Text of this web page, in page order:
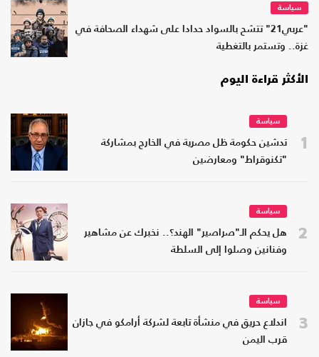
سياسة
"عربي21" تتشح بالسواد حدادا على شهداء الصحافة في
غزة.. وتستمر بالتغطية
الأكثر قراءة اليوم
1
سياسة
تدشين حكومة ظل مصرية في الخارج بمشاركة
"تكنوقراط" ومعارضين
2
سياسة
هل يحكم الـ"صراصير" الهند؟.. نخبرك عن مشاهير
وفنانين وصلوا إلى السلطة
3
سياسة
اندلاع حريق في منشأة تابعة لشركة أرامكو في جازان
قرب اليمن